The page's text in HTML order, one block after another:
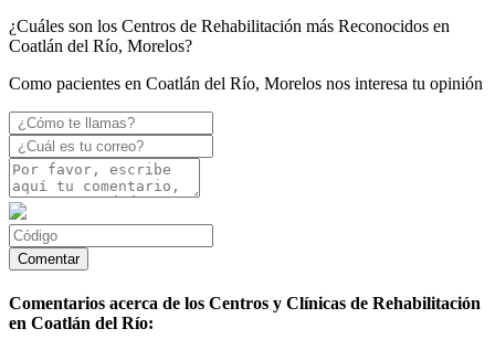
¿Cuáles son los Centros de Rehabilitación más Reconocidos en
Coatlán del Río, Morelos?
Como pacientes en Coatlán del Río, Morelos nos interesa tu opinión
Comentarios acerca de los Centros y Clínicas de Rehabilitación
en Coatlán del Río: